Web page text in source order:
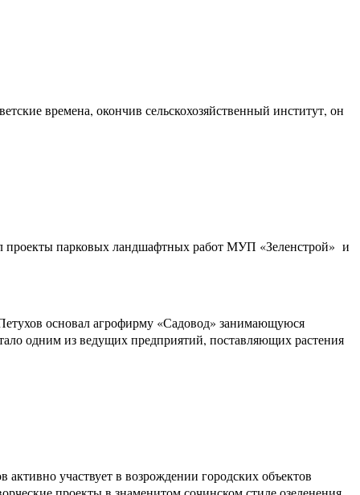
времена, окончив сельскохозяйственный институт, он
проекты парковых ландшафтных работ МУП «Зеленстрой» и
основал агрофирму «Садовод» занимающуюся
одним из ведущих предприятий, поставляющих растения
участвует в возрождении городских объектов